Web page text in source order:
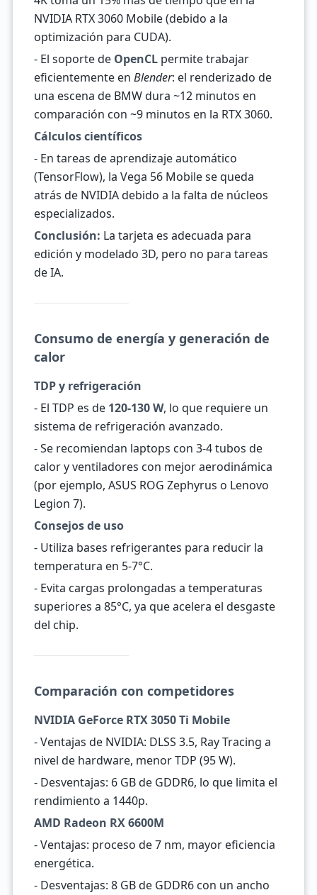
NVIDIA RTX 3060 Mobile (debido a la
optimización para CUDA).
- El soporte de OpenCLpermite trabajar
eficientemente en Blender: el renderizado de
una escena de BMW dura ~12 minutos en
comparación con ~9 minutos en la RTX 3060.
Cálculos científicos
- En tareas de aprendizaje automático
(TensorFlow), la Vega 56 Mobile se queda
atrás de NVIDIA debido a la falta de núcleos
especializados.
Conclusión: La tarjeta es adecuada para
edición y modelado 3D, pero no para tareas
de IA.
Consumo de energía y generación de
calor
TDP y refrigeración
- El TDP es de 120-130 W, lo que requiere un
sistema de refrigeración avanzado.
- Se recomiendan laptops con 3-4 tubos de
calor y ventiladores con mejor aerodinámica
(por ejemplo, ASUS ROG Zephyrus o Lenovo
Legion 7).
Consejos de uso
- Utiliza bases refrigerantes para reducir la
temperatura en 5-7°C.
- Evita cargas prolongadas a temperaturas
superiores a 85°C, ya que acelera el desgaste
del chip.
Comparación con competidores
NVIDIA GeForce RTX 3050 Ti Mobile
- Ventajas de NVIDIA: DLSS 3.5, Ray Tracing a
nivel de hardware, menor TDP (95 W).
- Desventajas: 6 GB de GDDR6, lo que limita el
rendimiento a 1440p.
AMD Radeon RX 6600M
- Ventajas: proceso de 7 nm, mayor eficiencia
energética.
- Desventajas: 8 GB de GDDR6 con un ancho